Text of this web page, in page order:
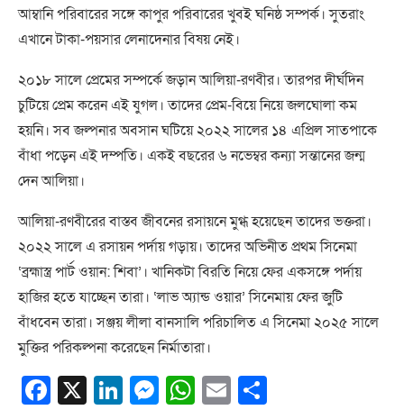
আম্বানি পরিবারের সঙ্গে কাপুর পরিবারের খুবই ঘনিষ্ঠ সম্পর্ক। সুতরাং
এখানে টাকা-পয়সার লেনাদেনার বিষয় নেই।
২০১৮ সালে প্রেমের সম্পর্কে জড়ান আলিয়া-রণবীর। তারপর দীর্ঘদিন
চুটিয়ে প্রেম করেন এই যুগল। তাদের প্রেম-বিয়ে নিয়ে জলঘোলা কম
হয়নি। সব জল্পনার অবসান ঘটিয়ে ২০২২ সালের ১৪ এপ্রিল সাতপাকে
বাঁধা পড়েন এই দম্পতি। একই বছরের ৬ নভেম্বর কন্যা সন্তানের জন্ম
দেন আলিয়া।
আলিয়া-রণবীরের বাস্তব জীবনের রসায়নে মুগ্ধ হয়েছেন তাদের ভক্তরা।
২০২২ সালে এ রসায়ন পর্দায় গড়ায়। তাদের অভিনীত প্রথম সিনেমা
‘ব্রহ্মাস্ত্র পার্ট ওয়ান: শিবা’। খানিকটা বিরতি নিয়ে ফের একসঙ্গে পর্দায়
হাজির হতে যাচ্ছেন তারা। ‘লাভ অ্যান্ড ওয়ার’ সিনেমায় ফের জুটি
বাঁধবেন তারা। সঞ্জয় লীলা বানসালি পরিচালিত এ সিনেমা ২০২৫ সালে
মুক্তির পরিকল্পনা করেছেন নির্মাতারা।
Facebook
X LinkedIn
Messenger
WhatsApp
Email